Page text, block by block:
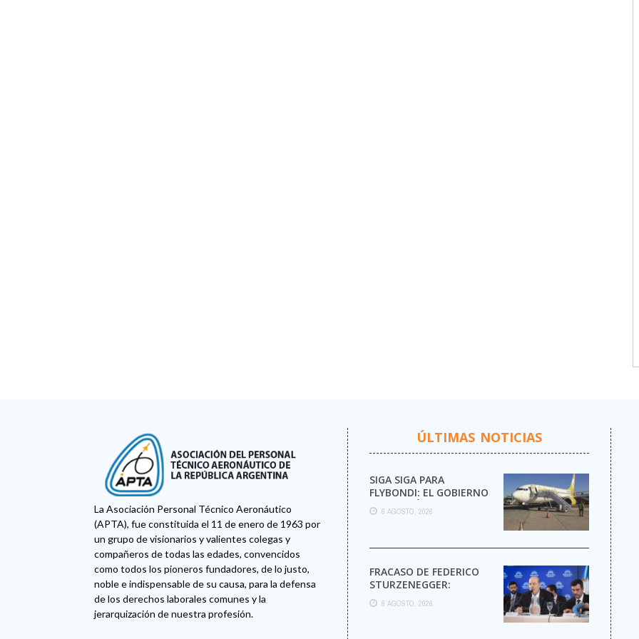
La Asociación Personal Técnico Aeronáutico
(APTA), fue constituida el 11 de enero de 1963 por
un grupo de visionarios y valientes colegas y
compañeros de todas las edades, convencidos
como todos los pioneros fundadores, de lo justo,
noble e indispensable de su causa, para la defensa
de los derechos laborales comunes y la
jerarquización de nuestra profesión.
ÚLTIMAS NOTICIAS
SIGA SIGA PARA
FLYBONDI: EL GOBIERNO
AUTORIZÓ LA VENTA DE
MÁS PASAJES
6 AGOSTO, 2026
FRACASO DE FEDERICO
STURZENEGGER:
6 AGOSTO, 2026